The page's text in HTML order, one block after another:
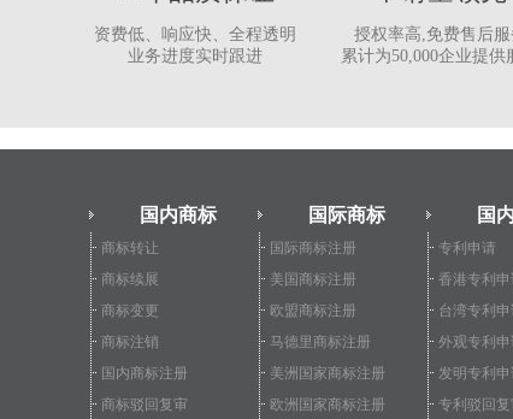
资费低、响应快、全程透明
业务进度实时跟进
授权率高,免费售后服
累计为50,000企业提供
国内商标
商标转让
商标续展
商标变更
商标注销
国内商标注册
商标驳回复审
国际商标
国际商标注册
美国商标注册
欧盟商标注册
马德里商标注册
美洲国家商标注册
欧洲国家商标注册
国
专利申请
香港专利
台湾专利
外观专利
发明专利
专利驳回复